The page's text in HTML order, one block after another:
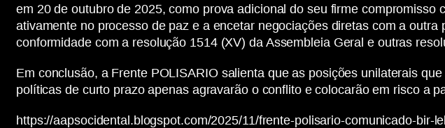
em 20 de outubro de 2025, como prova adicional do seu firme
ativamente no processo de paz e a encetar negociações diretas com a
conformidade com a resolução 1514 (XV) da Assembleia Geral e outras
Em conclusão, a Frente POLISARIO salienta que as posições unilaterais
políticas de curto prazo apenas agravarão o conflito e colocarão em risco a
https://aapsocidental.blogspot.com/2025/11/frente-polisario-comunicado-bir-